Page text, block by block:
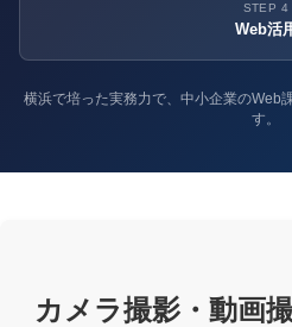
STEP 4
Web活
横浜で培った実務力で、中小企業のWeb
す。
カメラ撮影・動画